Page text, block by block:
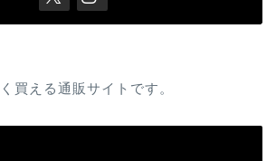
買える通販サイトです。